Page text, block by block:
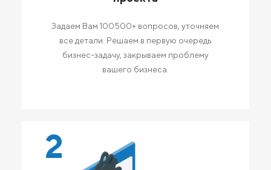
Задаем Вам 100500+ вопросов, уточняем
все детали. Решаем в первую очередь
бизнес-задачу, закрываем проблему
вашего бизнеса.
2